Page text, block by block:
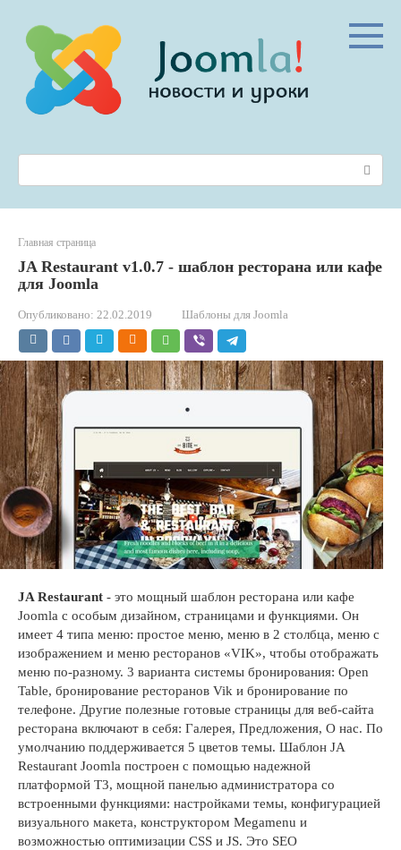
контенту
Главная страница
JA Restaurant v1.0.7 - шаблон ресторана или кафе
для Joomla
Опубликовано: 22.02.2019 Шаблоны для Joomla
JA Restaurant - это мощный шаблон ресторана или кафе
Joomla с особым дизайном, страницами и функциями. Он
имеет 4 типа меню: простое меню, меню в 2 столбца, меню с
изображением и меню ресторанов «VIK», чтобы отображать
меню по-разному. 3 варианта системы бронирования: Open
Table, бронирование ресторанов Vik и бронирование по
телефоне. Другие полезные готовые страницы для веб-сайта
ресторана включают в себя: Галерея, Предложения, О нас. По
умолчанию поддерживается 5 цветов темы. Шаблон JA
Restaurant Joomla построен с помощью надежной
платформой T3, мощной панелью администратора со
встроенными функциями: настройками темы, конфигурацией
визуального макета, конструктором Megamenu и
возможностью оптимизации CSS и JS. Это SEO